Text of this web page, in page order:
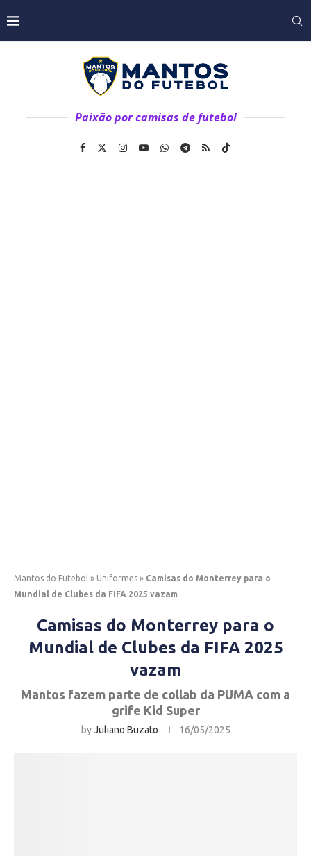
Paixão por camisas de futebol
Mantos do Futebol » Uniformes » Camisas do Monterrey para o
Mundial de Clubes da FIFA 2025 vazam
Camisas do Monterrey para o
Mundial de Clubes da FIFA 2025
vazam
Mantos fazem parte de collab da PUMA com a
grife Kid Super
byJuliano Buzato 16/05/2025